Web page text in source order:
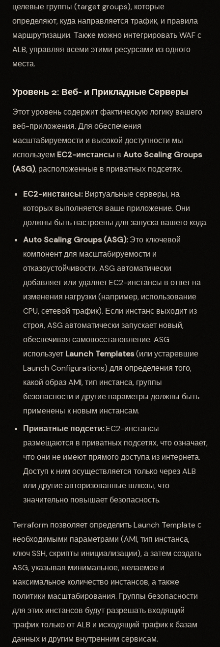
целевые группы (target groups), которые
определяют, куда направляется трафик, и правила
маршрутизации. Также можно интегрировать WAF с
ALB, управляя всеми этими ресурсами из одного
места.
Уровень 2: Веб- и Прикладные Серверы
Этот уровень содержит фактическую логику вашего
веб-приложения. Для обеспечения
масштабируемости и высокой доступности мы
используем EC2-инстансы в Auto Scaling Groups
(ASG), расположенные в приватных подсетях.
EC2-инстансы:Виртуальные серверы, на
которых выполняется ваше приложение. Они
должны быть настроены для запуска вашего кода.
Auto Scaling Groups (ASG):Это ключевой
компонент для масштабируемости и
отказоустойчивости. ASG автоматически
добавляет или удаляет EC2-инстансы в ответ на
изменения нагрузки (например, использование
CPU, сетевой трафик). Если инстанс выходит из
строя, ASG автоматически запускает новый,
обеспечивая самовосстановление. ASG
использует Launch Templates(или устаревшие
Launch Configurations) для определения того,
какой образ AMI, тип инстанса, группы
безопасности и другие параметры должны быть
применены к новым инстансам.
Приватные подсети:EC2-инстансы
размещаются в приватных подсетях, что означает,
что они не имеют прямого доступа из интернета.
Доступ к ним осуществляется только через ALB
или другие авторизованные шлюзы, что
значительно повышает безопасность.
Terraform позволяет определить Launch Template с
необходимыми параметрами (AMI, тип инстанса,
ключ SSH, скрипты инициализации), а затем создать
ASG, указывая минимальное, желаемое и
максимальное количество инстансов, а также
политики масштабирования. Группы безопасности
для этих инстансов будут разрешать входящий
трафик только от ALB и исходящий трафик к базам
данных и другим внутренним сервисам.